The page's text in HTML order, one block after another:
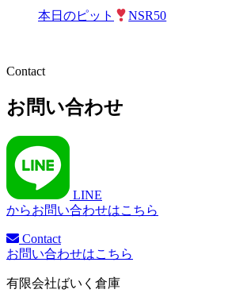
本日のピット NSR50
Contact
お問い合わせ
LINE
からお問い合わせはこちら
Contact
お問い合わせはこちら
有限会社ばいく倉庫